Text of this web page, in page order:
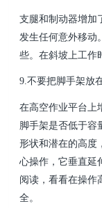
支腿和制动器增加
发生任何意外移动
些。在斜坡上工作
9.不要把脚手架放
在高空作业平台上
脚手架是否低于容
形状和潜在的高度
心操作，它垂直延
阅读，看看在操作
全。